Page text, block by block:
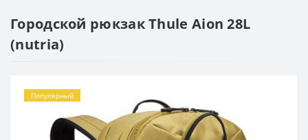
Городской рюкзак Thule Aion 28L
(nutria)
Популярный